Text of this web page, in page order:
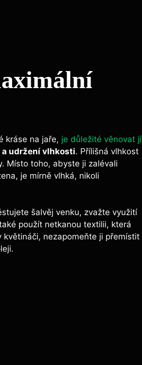
kráse na jaře, je důležité věnovat jí
udržení vlhkosti. Přílišná vlhkost
Místo toho, abyste ji zalévali
je mírně vlhká, nikoli
šalvěj venku, zvažte využití
použít netkanou textilii, která
nezapomeňte ji přemístit